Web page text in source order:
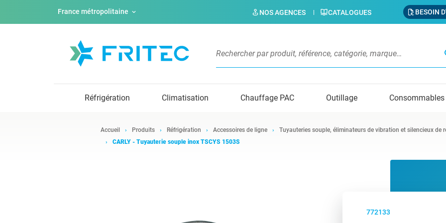
France métropolitaine NOS AGENCES CATALOGUES BESOIN
Réfrigération Climatisation Chauffage PAC Outillage Consommables
Accueil Produits Réfrigération Accessoires de ligne
Tuyauteries souple, éliminateurs de vibration et silencieux de
CARLY - Tuyauterie souple inox TSCYS 1503S
772133